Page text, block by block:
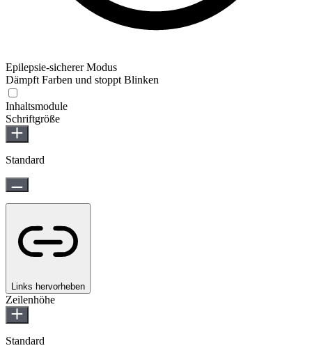
Epilepsie-sicherer Modus
Dämpft Farben und stoppt Blinken
Inhaltsmodule
Schriftgröße
Standard
Links hervorheben
Zeilenhöhe
Standard